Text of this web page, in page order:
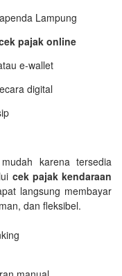
Lampung
pajak online
e-wallet
digital
karena tersedia
cek pajak kendaraan
langsung membayar
dan fleksibel.